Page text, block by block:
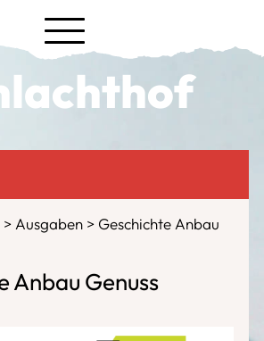
Ausgaben
Geschichte Anbau
Anbau Genuss